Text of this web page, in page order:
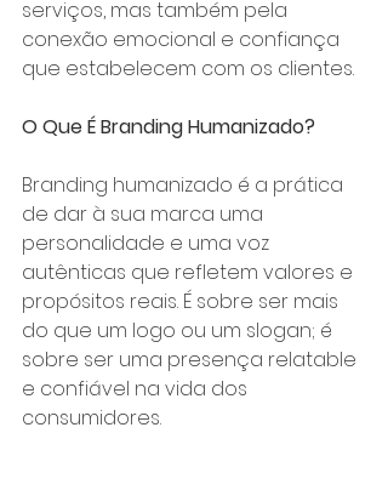
serviços, mas também pela
conexão emocional e confiança
que estabelecem com os clientes.
O Que É Branding Humanizado?
Branding humanizado é a prática
de dar à sua marca uma
personalidade e uma voz
autênticas que refletem valores e
propósitos reais. É sobre ser mais
do que um logo ou um slogan; é
sobre ser uma presença relatable
e confiável na vida dos
consumidores.